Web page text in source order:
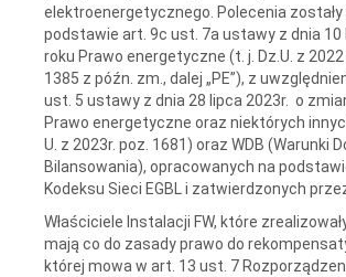
elektroenergetycznego. Polecenia zostały
podstawie art. 9c ust. 7a ustawy z dnia 10
roku Prawo energetyczne (t. j. Dz.U. z 2022
1385 z późn. zm., dalej „PE”), z
ust. 5 ustawy z dnia 28 lipca 2023r. o
Prawo energetyczne oraz niektórych
U. z 2023r. poz. 1681) oraz WDB (Warunki
Bilansowania), opracowanych na
Kodeksu Sieci EGBL i zatwierdzonych
Właściciele Instalacji FW, które
mają co do zasady prawo do
której mowa w art. 13 ust. 7